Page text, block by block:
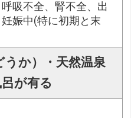
吸不全、腎不全、出
娠中(特に初期と末
うか）・天然温泉
が有る